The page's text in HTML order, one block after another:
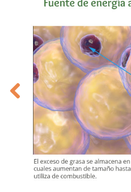
Previous